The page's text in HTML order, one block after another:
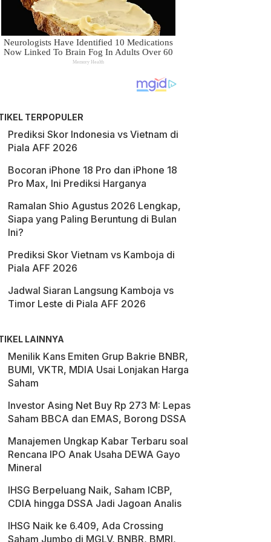
TERPOPULER
Prediksi Skor Indonesia vs Vietnam di
Piala AFF 2026
Bocoran iPhone 18 Pro dan iPhone 18
Pro Max, Ini Prediksi Harganya
Ramalan Shio Agustus 2026 Lengkap,
Siapa yang Paling Beruntung di Bulan
Ini?
Prediksi Skor Vietnam vs Kamboja di
Piala AFF 2026
Jadwal Siaran Langsung Kamboja vs
Timor Leste di Piala AFF 2026
LAINNYA
Menilik Kans Emiten Grup Bakrie BNBR,
BUMI, VKTR, MDIA Usai Lonjakan Harga
Saham
Investor Asing Net Buy Rp 273 M: Lepas
Saham BBCA dan EMAS, Borong DSSA
Manajemen Ungkap Kabar Terbaru soal
Rencana IPO Anak Usaha DEWA Gayo
Mineral
IHSG Berpeluang Naik, Saham ICBP,
CDIA hingga DSSA Jadi Jagoan Analis
IHSG Naik ke 6.409, Ada Crossing
Saham Jumbo di MGLV, BNBR, BMRI,